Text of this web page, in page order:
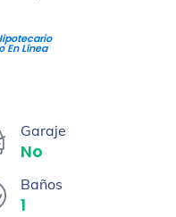
En Línea
Garaje
No
Baños
1